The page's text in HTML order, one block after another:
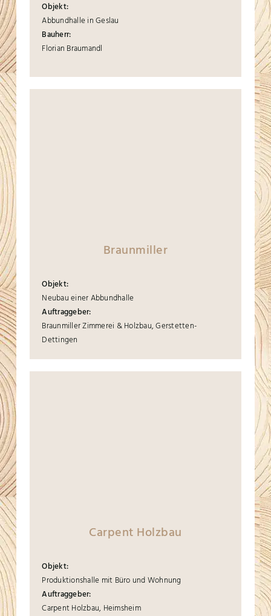
Objekt:
Abbundhalle in Geslau
Bauherr:
Florian Braumandl
Braunmiller
Objekt:
Neubau einer Abbundhalle
Auftraggeber:
Braunmiller Zimmerei & Holzbau, Gerstetten-
Dettingen
Carpent Holzbau
Objekt:
Produktionshalle mit Büro und Wohnung
Auftraggeber:
Carpent Holzbau, Heimsheim